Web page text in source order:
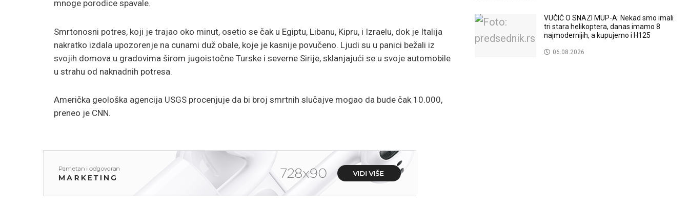
mnoge porodice spavale.
Smrtonosni potres, koji je trajao oko minut, osetio se čak u Egiptu, Libanu, Kipru, i Izraelu, dok je Italija
nakratko izdala upozorenje na cunami duž obale, koje je kasnije povučeno. Ljudi su u panici bežali iz
svojih domova u gradovima širom jugoistočne Turske i severne Sirije, sklanjajući se u svoje automobile
u strahu od naknadnih potresa.
Američka geološka agencija USGS procenjuje da bi broj smrtnih slučajve mogao da bude čak 10.000,
preneo je CNN.
VUČIĆ O SNAZI MUP-A: Nekad smo imali
tri stara helikoptera, danas imamo 8
najmodernijih, a kupujemo i H125
06.08.2026